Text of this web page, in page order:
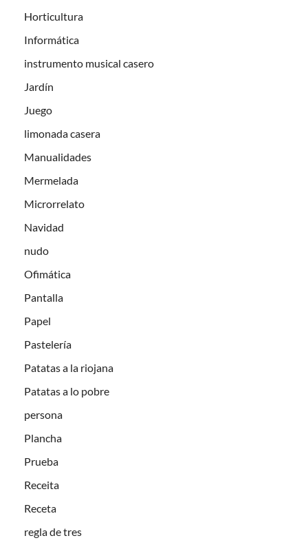
Horticultura
Informática
instrumento musical casero
Jardín
Juego
limonada casera
Manualidades
Mermelada
Microrrelato
Navidad
nudo
Ofimática
Pantalla
Papel
Pastelería
Patatas a la riojana
Patatas a lo pobre
persona
Plancha
Prueba
Receita
Receta
regla de tres